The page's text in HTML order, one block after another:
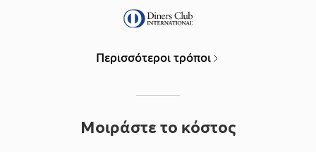
Περισσότεροι τρόποι
Μοιράστε το κόστος